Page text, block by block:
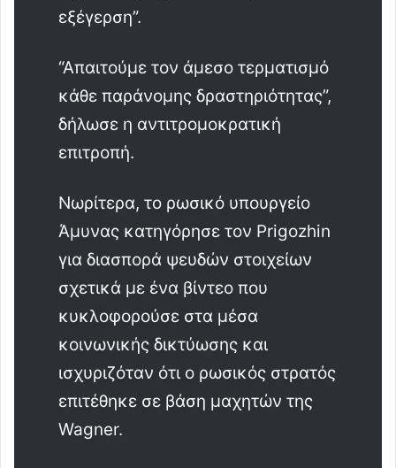
εξέγερση”.
“Απαιτούμε τον άμεσο τερματισμό
κάθε παράνομης δραστηριότητας”,
δήλωσε η αντιτρομοκρατική
επιτροπή.
Νωρίτερα, το ρωσικό υπουργείο
Άμυνας κατηγόρησε τον Prigozhin
για διασπορά ψευδών στοιχείων
σχετικά με ένα βίντεο που
κυκλοφορούσε στα μέσα
κοινωνικής δικτύωσης και
ισχυριζόταν ότι ο ρωσικός στρατός
επιτέθηκε σε βάση μαχητών της
Wagner.